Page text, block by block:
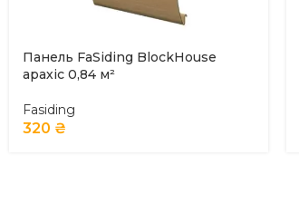
Панель FaSiding BlockHouse
арахіс 0,84 м²
Fasiding
320 ₴